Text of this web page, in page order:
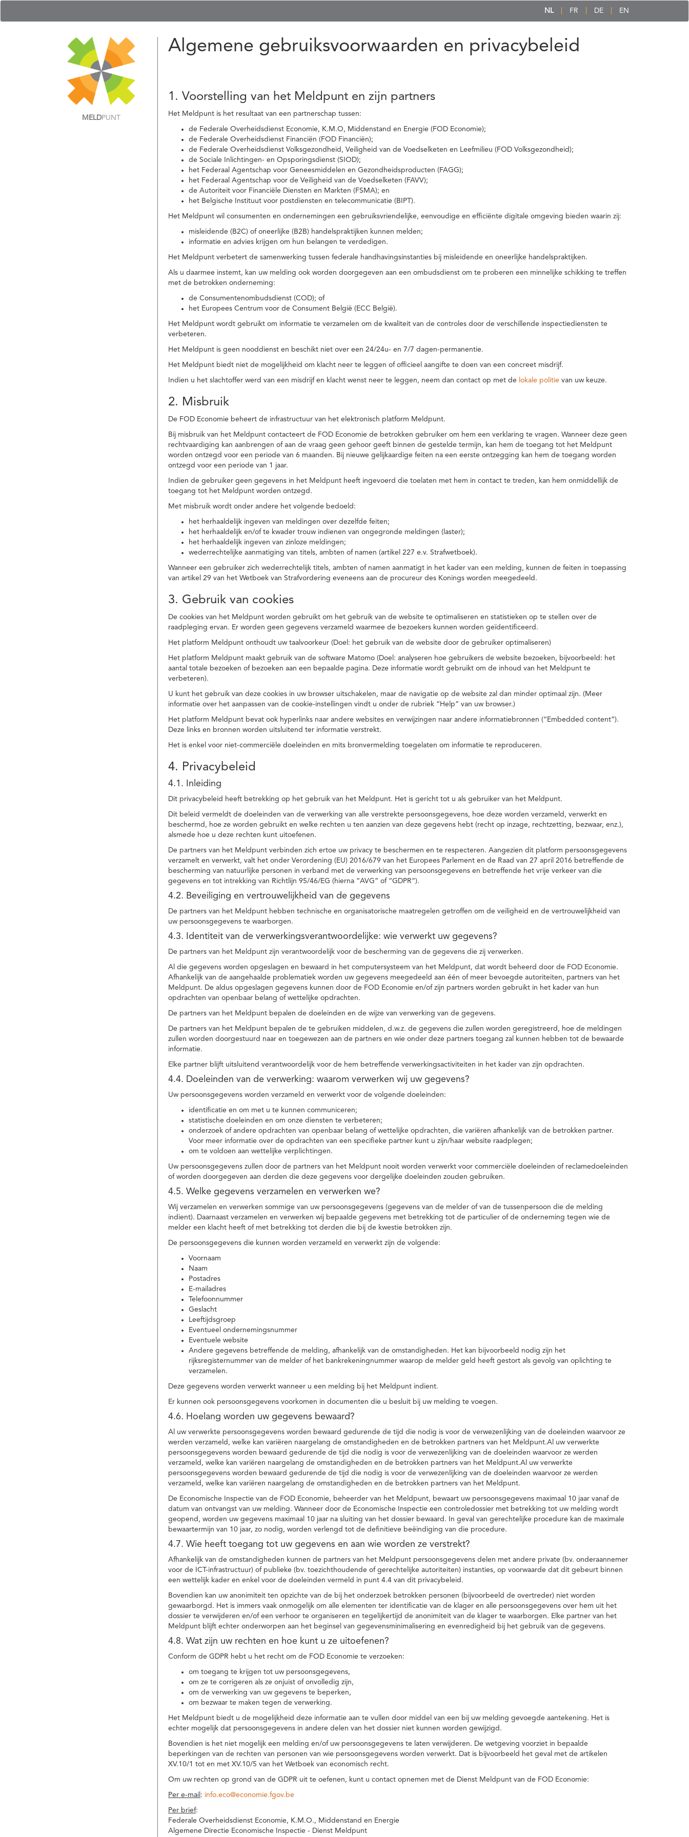
NL FR DE EN
MELDPUNT
Algemene gebruiksvoorwaarden en privacybeleid
1. Voorstelling van het Meldpunt en zijn partners
Het Meldpunt is het resultaat van een partnerschap tussen:
de Federale Overheidsdienst Economie, K.M.O, Middenstand en Energie (FOD Economie);
de Federale Overheidsdienst Financiën (FOD Financiën);
de Federale Overheidsdienst Volksgezondheid, Veiligheid van de Voedselketen en Leefmilieu (FOD Volksgezondheid);
de Sociale Inlichtingen- en Opsporingsdienst (SIOD);
het Federaal Agentschap voor Geneesmiddelen en Gezondheidsproducten (FAGG);
het Federaal Agentschap voor de Veiligheid van de Voedselketen (FAVV);
de Autoriteit voor Financiële Diensten en Markten (FSMA); en
het Belgische Instituut voor postdiensten en telecommunicatie (BIPT).
Het Meldpunt wil consumenten en ondernemingen een gebruiksvriendelijke, eenvoudige en efficiënte digitale omgeving bieden waarin zij:
misleidende (B2C) of oneerlijke (B2B) handelspraktijken kunnen melden;
informatie en advies krijgen om hun belangen te verdedigen.
Het Meldpunt verbetert de samenwerking tussen federale handhavingsinstanties bij misleidende en oneerlijke handelspraktijken.
Als u daarmee instemt, kan uw melding ook worden doorgegeven aan een ombudsdienst om te proberen een minnelijke schikking te treffen
met de betrokken onderneming:
de Consumentenombudsdienst (COD); of
het Europees Centrum voor de Consument België (ECC België).
Het Meldpunt wordt gebruikt om informatie te verzamelen om de kwaliteit van de controles door de verschillende inspectiediensten te
verbeteren.
Het Meldpunt is geen nooddienst en beschikt niet over een 24/24u- en 7/7 dagen-permanentie.
Het Meldpunt biedt niet de mogelijkheid om klacht neer te leggen of officieel aangifte te doen van een concreet misdrijf.
Indien u het slachtoffer werd van een misdrijf en klacht wenst neer te leggen, neem dan contact op met de lokale politie van uw keuze.
2. Misbruik
De FOD Economie beheert de infrastructuur van het elektronisch platform Meldpunt.
Bij misbruik van het Meldpunt contacteert de FOD Economie de betrokken gebruiker om hem een verklaring te vragen. Wanneer deze geen
rechtvaardiging kan aanbrengen of aan de vraag geen gehoor geeft binnen de gestelde termijn, kan hem de toegang tot het Meldpunt
worden ontzegd voor een periode van 6 maanden. Bij nieuwe gelijkaardige feiten na een eerste ontzegging kan hem de toegang worden
ontzegd voor een periode van 1 jaar.
Indien de gebruiker geen gegevens in het Meldpunt heeft ingevoerd die toelaten met hem in contact te treden, kan hem onmiddellijk de
toegang tot het Meldpunt worden ontzegd.
Met misbruik wordt onder andere het volgende bedoeld:
het herhaaldelijk ingeven van meldingen over dezelfde feiten;
het herhaaldelijk en/of te kwader trouw indienen van ongegronde meldingen (laster);
het herhaaldelijk ingeven van zinloze meldingen;
wederrechtelijke aanmatiging van titels, ambten of namen (artikel 227 e.v. Strafwetboek).
Wanneer een gebruiker zich wederrechtelijk titels, ambten of namen aanmatigt in het kader van een melding, kunnen de feiten in toepassing
van artikel 29 van het Wetboek van Strafvordering eveneens aan de procureur des Konings worden meegedeeld.
3. Gebruik van cookies
De cookies van het Meldpunt worden gebruikt om het gebruik van de website te optimaliseren en statistieken op te stellen over de
raadpleging ervan. Er worden geen gegevens verzameld waarmee de bezoekers kunnen worden geïdentificeerd.
Het platform Meldpunt onthoudt uw taalvoorkeur (Doel: het gebruik van de website door de gebruiker optimaliseren)
Het platform Meldpunt maakt gebruik van de software Matomo (Doel: analyseren hoe gebruikers de website bezoeken, bijvoorbeeld: het
aantal totale bezoeken of bezoeken aan een bepaalde pagina. Deze informatie wordt gebruikt om de inhoud van het Meldpunt te
verbeteren).
U kunt het gebruik van deze cookies in uw browser uitschakelen, maar de navigatie op de website zal dan minder optimaal zijn. (Meer
informatie over het aanpassen van de cookie-instellingen vindt u onder de rubriek “Help” van uw browser.)
Het platform Meldpunt bevat ook hyperlinks naar andere websites en verwijzingen naar andere informatiebronnen (“Embedded content”).
Deze links en bronnen worden uitsluitend ter informatie verstrekt.
Het is enkel voor niet-commerciële doeleinden en mits bronvermelding toegelaten om informatie te reproduceren.
4. Privacybeleid
4.1. Inleiding
Dit privacybeleid heeft betrekking op het gebruik van het Meldpunt. Het is gericht tot u als gebruiker van het Meldpunt.
Dit beleid vermeldt de doeleinden van de verwerking van alle verstrekte persoonsgegevens, hoe deze worden verzameld, verwerkt en
beschermd, hoe ze worden gebruikt en welke rechten u ten aanzien van deze gegevens hebt (recht op inzage, rechtzetting, bezwaar, enz.),
alsmede hoe u deze rechten kunt uitoefenen.
De partners van het Meldpunt verbinden zich ertoe uw privacy te beschermen en te respecteren. Aangezien dit platform persoonsgegevens
verzamelt en verwerkt, valt het onder Verordening (EU) 2016/679 van het Europees Parlement en de Raad van 27 april 2016 betreffende de
bescherming van natuurlijke personen in verband met de verwerking van persoonsgegevens en betreffende het vrije verkeer van die
gegevens en tot intrekking van Richtlijn 95/46/EG (hierna “AVG” of “GDPR”).
4.2. Beveiliging en vertrouwelijkheid van de gegevens
De partners van het Meldpunt hebben technische en organisatorische maatregelen getroffen om de veiligheid en de vertrouwelijkheid van
uw persoonsgegevens te waarborgen.
4.3. Identiteit van de verwerkingsverantwoordelijke: wie verwerkt uw gegevens?
De partners van het Meldpunt zijn verantwoordelijk voor de bescherming van de gegevens die zij verwerken.
Al die gegevens worden opgeslagen en bewaard in het computersysteem van het Meldpunt, dat wordt beheerd door de FOD Economie.
Afhankelijk van de aangehaalde problematiek worden uw gegevens meegedeeld aan één of meer bevoegde autoriteiten, partners van het
Meldpunt. De aldus opgeslagen gegevens kunnen door de FOD Economie en/of zijn partners worden gebruikt in het kader van hun
opdrachten van openbaar belang of wettelijke opdrachten.
De partners van het Meldpunt bepalen de doeleinden en de wijze van verwerking van de gegevens.
De partners van het Meldpunt bepalen de te gebruiken middelen, d.w.z. de gegevens die zullen worden geregistreerd, hoe de meldingen
zullen worden doorgestuurd naar en toegewezen aan de partners en wie onder deze partners toegang zal kunnen hebben tot de bewaarde
informatie.
Elke partner blijft uitsluitend verantwoordelijk voor de hem betreffende verwerkingsactiviteiten in het kader van zijn opdrachten.
4.4. Doeleinden van de verwerking: waarom verwerken wij uw gegevens?
Uw persoonsgegevens worden verzameld en verwerkt voor de volgende doeleinden:
identificatie en om met u te kunnen communiceren;
statistische doeleinden en om onze diensten te verbeteren;
onderzoek of andere opdrachten van openbaar belang of wettelijke opdrachten, die variëren afhankelijk van de betrokken partner.
Voor meer informatie over de opdrachten van een specifieke partner kunt u zijn/haar website raadplegen;
om te voldoen aan wettelijke verplichtingen.
Uw persoonsgegevens zullen door de partners van het Meldpunt nooit worden verwerkt voor commerciële doeleinden of reclamedoeleinden
of worden doorgegeven aan derden die deze gegevens voor dergelijke doeleinden zouden gebruiken.
4.5. Welke gegevens verzamelen en verwerken we?
Wij verzamelen en verwerken sommige van uw persoonsgegevens (gegevens van de melder of van de tussenpersoon die de melding
indient). Daarnaast verzamelen en verwerken wij bepaalde gegevens met betrekking tot de particulier of de onderneming tegen wie de
melder een klacht heeft of met betrekking tot derden die bij de kwestie betrokken zijn.
De persoonsgegevens die kunnen worden verzameld en verwerkt zijn de volgende:
Voornaam
Naam
Postadres
E-mailadres
Telefoonnummer
Geslacht
Leeftijdsgroep
Eventueel ondernemingsnummer
Eventuele website
Andere gegevens betreffende de melding, afhankelijk van de omstandigheden. Het kan bijvoorbeeld nodig zijn het
rijksregisternummer van de melder of het bankrekeningnummer waarop de melder geld heeft gestort als gevolg van oplichting te
verzamelen.
Deze gegevens worden verwerkt wanneer u een melding bij het Meldpunt indient.
Er kunnen ook persoonsgegevens voorkomen in documenten die u besluit bij uw melding te voegen.
4.6. Hoelang worden uw gegevens bewaard?
Al uw verwerkte persoonsgegevens worden bewaard gedurende de tijd die nodig is voor de verwezenlijking van de doeleinden waarvoor ze
werden verzameld, welke kan variëren naargelang de omstandigheden en de betrokken partners van het Meldpunt.Al uw verwerkte
persoonsgegevens worden bewaard gedurende de tijd die nodig is voor de verwezenlijking van de doeleinden waarvoor ze werden
verzameld, welke kan variëren naargelang de omstandigheden en de betrokken partners van het Meldpunt.Al uw verwerkte
persoonsgegevens worden bewaard gedurende de tijd die nodig is voor de verwezenlijking van de doeleinden waarvoor ze werden
verzameld, welke kan variëren naargelang de omstandigheden en de betrokken partners van het Meldpunt.
De Economische Inspectie van de FOD Economie, beheerder van het Meldpunt, bewaart uw persoonsgegevens maximaal 10 jaar vanaf de
datum van ontvangst van uw melding. Wanneer door de Economische Inspectie een controledossier met betrekking tot uw melding wordt
geopend, worden uw gegevens maximaal 10 jaar na sluiting van het dossier bewaard. In geval van gerechtelijke procedure kan de maximale
bewaartermijn van 10 jaar, zo nodig, worden verlengd tot de definitieve beëindiging van die procedure.
4.7. Wie heeft toegang tot uw gegevens en aan wie worden ze verstrekt?
Afhankelijk van de omstandigheden kunnen de partners van het Meldpunt persoonsgegevens delen met andere private (bv. onderaannemer
voor de ICT-infrastructuur) of publieke (bv. toezichthoudende of gerechtelijke autoriteiten) instanties, op voorwaarde dat dit gebeurt binnen
een wettelijk kader en enkel voor de doeleinden vermeld in punt 4.4 van dit privacybeleid.
Bovendien kan uw anonimiteit ten opzichte van de bij het onderzoek betrokken personen (bijvoorbeeld de overtreder) niet worden
gewaarborgd. Het is immers vaak onmogelijk om alle elementen ter identificatie van de klager en alle persoonsgegevens over hem uit het
dossier te verwijderen en/of een verhoor te organiseren en tegelijkertijd de anonimiteit van de klager te waarborgen. Elke partner van het
Meldpunt blijft echter onderworpen aan het beginsel van gegevensminimalisering en evenredigheid bij het gebruik van de gegevens.
4.8. Wat zijn uw rechten en hoe kunt u ze uitoefenen?
Conform de GDPR hebt u het recht om de FOD Economie te verzoeken:
om toegang te krijgen tot uw persoonsgegevens,
om ze te corrigeren als ze onjuist of onvolledig zijn,
om de verwerking van uw gegevens te beperken,
om bezwaar te maken tegen de verwerking.
Het Meldpunt biedt u de mogelijkheid deze informatie aan te vullen door middel van een bij uw melding gevoegde aantekening. Het is
echter mogelijk dat persoonsgegevens in andere delen van het dossier niet kunnen worden gewijzigd.
Bovendien is het niet mogelijk een melding en/of uw persoonsgegevens te laten verwijderen. De wetgeving voorziet in bepaalde
beperkingen van de rechten van personen van wie persoonsgegevens worden verwerkt. Dat is bijvoorbeeld het geval met de artikelen
XV.10/1 tot en met XV.10/5 van het Wetboek van economisch recht.
Om uw rechten op grond van de GDPR uit te oefenen, kunt u contact opnemen met de Dienst Meldpunt van de FOD Economie:
Per e-mail : info.eco@economie.fgov.be
Per brief:
Federale Overheidsdienst Economie, K.M.O., Middenstand en Energie
Algemene Directie Economische Inspectie - Dienst Meldpunt